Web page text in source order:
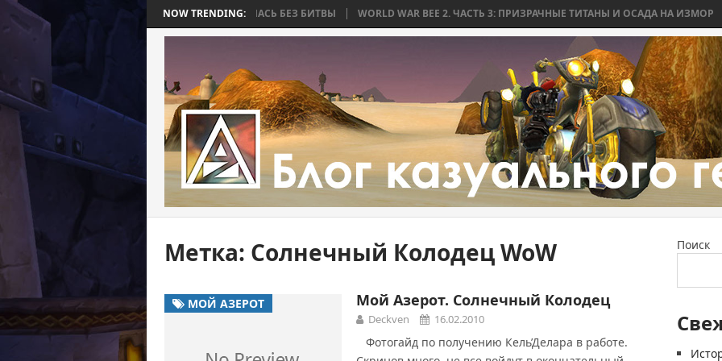
NOW TRENDING:
BEE 2. ЧАСТЬ 4: ВОЙНА, КОТОРАЯ ЗАКОНЧИЛАСЬ БЕЗ БИТВЫ WORLD WAR BEE 2. ЧАСТЬ 3: ПРИЗРАЧНЫЕ ТИТАНЫ И ОСАДА НА ИЗМОР
Метка: Солнечный Колодец WoW
МОЙ АЗЕРОТ Мой Азерот. Солнечный Колодец
Deckven 16.02.2010
Фотогайд по получению Кель’Делара в работе.
Поиск